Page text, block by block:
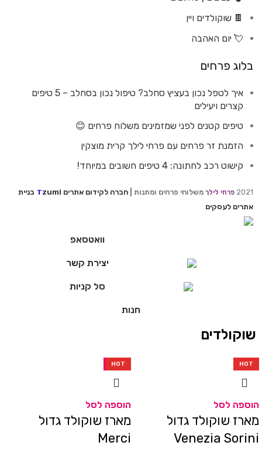
🍫 שוקולדים ויין
💘 יום האהבה
בלוג פרחים
איך לטפל נכון בעציץ סחלב? טיפול נכון בסחלב – 5 טיפים
קצרים ויעילים
טיפים קטנים לפני שמזמינים משלוח פרחים 😊
הזמנת זר פרחים עם פרחי לילך קרית מוצקין
קישוט רכב לחתונה: 4 טיפים חשובים במיוחד!
2021 פרחי לילך משלוחי פרחים ומתנות | חברה לקידום אתרים Tzumi
בניית
אתרים לעסקים
וואטסאפ
יצירת קשר
סל קניות
חנות
שוקולדים
הוספה לסל
מארז שוקולד גדול
Venezia Sorini
-9%
הוספה לסל
מארז שוקולד גדול
Merci
-13% HOT
HOT HOT